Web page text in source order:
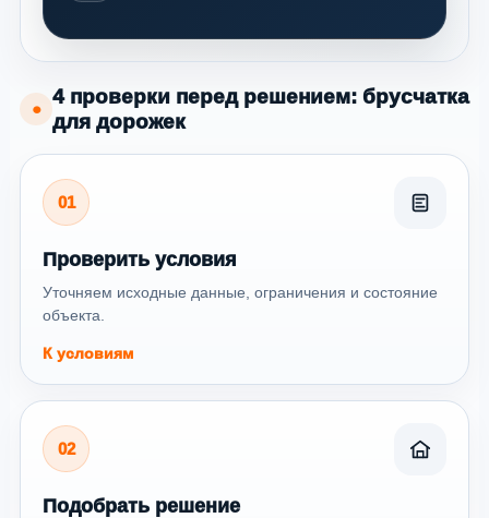
●
4 проверки перед решением: брусчатка
для дорожек
01
Проверить условия
Уточняем исходные данные, ограничения и состояние
объекта.
К условиям
02
Подобрать решение